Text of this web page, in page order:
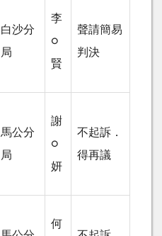
白沙分
局
李
○
賢
聲請簡易
判決
馬公分
局
謝
○
妍
不起訴．
得再議
何